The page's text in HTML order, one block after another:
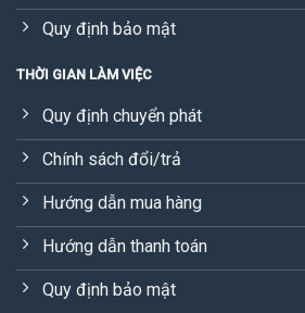
Quy định bảo mật
THỜI GIAN LÀM VIỆC
Quy định chuyển phát
Chính sách đổi/trả
Hướng dẫn mua hàng
Hướng dẫn thanh toán
Quy định bảo mật